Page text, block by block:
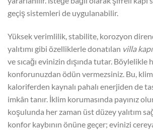
geçiş sistemleri de uygulanabilir.
Yüksek verimlilik, stabilite, korozyon direnci,
yalıtımı gibi özelliklerle donatılan villa
ve sıcağı evinizin dışında tutar. Böylelikle
konforunuzdan ödün vermezsiniz. Bu,
kaloriferden kaynalı pahalı enerjiden de
imkân tanır. İklim korumasında payınız
koşulunda her zaman üst düzey yalıtım
konfor kaybının önüne geçer; evinizi